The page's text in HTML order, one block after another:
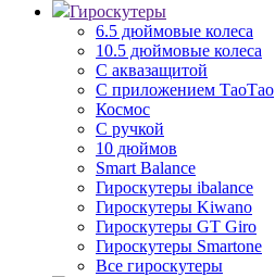
Гироскутеры
6.5 дюймовые колеса
10.5 дюймовые колеса
С аквазащитой
С приложением ТаоТао
Космос
С ручкой
10 дюймов
Smart Balance
Гироскутеры ibalance
Гироскутеры Kiwano
Гироскутеры GT Giro
Гироскутеры Smartone
Все гироскутеры